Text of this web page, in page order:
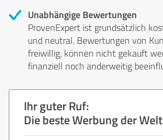
Unabhängige Bewertungen
ProvenExpert ist grundsätzlich
und neutral. Bewertungen von
freiwillig, können nicht gekauft
finanziell noch anderweitig
Ihr guter Ruf:
Die beste Werbung der